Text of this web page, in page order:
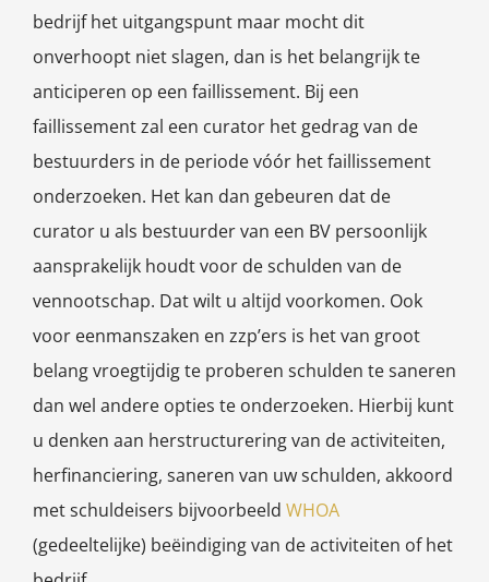
bedrijf het uitgangspunt maar mocht dit
onverhoopt niet slagen, dan is het belangrijk te
anticiperen op een faillissement. Bij een
faillissement zal een curator het gedrag van de
bestuurders in de periode vóór het faillissement
onderzoeken. Het kan dan gebeuren dat de
curator u als bestuurder van een BV persoonlijk
aansprakelijk houdt voor de schulden van de
vennootschap. Dat wilt u altijd voorkomen. Ook
voor eenmanszaken en zzp’ers is het van groot
belang vroegtijdig te proberen schulden te saneren
dan wel andere opties te onderzoeken. Hierbij kunt
u denken aan herstructurering van de activiteiten,
herfinanciering, saneren van uw schulden, akkoord
met schuldeisers bijvoorbeeld WHOA
(gedeeltelijke) beëindiging van de activiteiten of het